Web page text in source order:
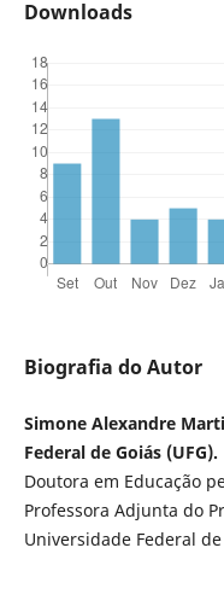
Downloads
Biografia do Autor
Simone Alexandre
Federal de Goiás (UFG).
Doutora em Educação
Professora Adjunta do
Universidade Federal de